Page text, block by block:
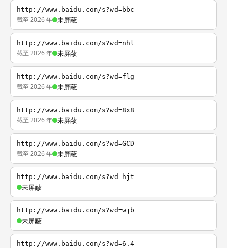
http://www.baidu.com/s?wd=bbc
截至 2026 年 未屏蔽
http://www.baidu.com/s?wd=nhl
截至 2026 年 未屏蔽
http://www.baidu.com/s?wd=flg
截至 2026 年 未屏蔽
http://www.baidu.com/s?wd=8x8
截至 2026 年 未屏蔽
http://www.baidu.com/s?wd=GCD
截至 2026 年 未屏蔽
http://www.baidu.com/s?wd=hjt
未屏蔽
http://www.baidu.com/s?wd=wjb
未屏蔽
http://www.baidu.com/s?wd=6.4